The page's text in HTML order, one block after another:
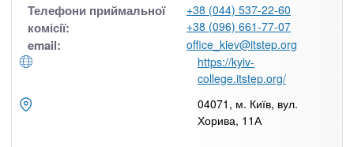
Телефони приймальної
комісії:
+38 (044) 537-22-60
+38 (096) 661-77-07
email:
office_kiev@itstep.org
https://kyiv-
college.itstep.org/
04071, м. Київ, вул.
Хорива, 11А